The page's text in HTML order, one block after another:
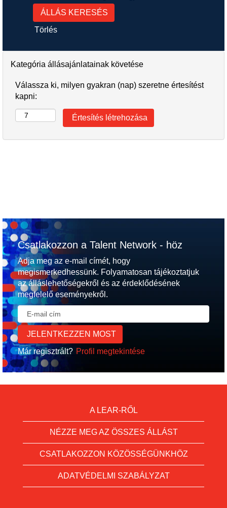
Törlés
Kategória állásajánlatainak követése
Válassza ki, milyen gyakran (nap) szeretne értesítést
kapni:
Csatlakozzon a Talent Network - höz
Adja meg az e-mail címét, hogy
megismerkedhessünk. Folyamatosan tájékoztatjuk
az álláslehetőségekről és az érdeklődésének
megfelelő eseményekről.
Már regisztrált? Profil megtekintése
A LEAR-RŐL
NÉZZE MEG AZ ÖSSZES ÁLLÁST
CSATLAKOZZON KÖZÖSSÉGÜNKHÖZ
ADATVÉDELMI SZABÁLYZAT